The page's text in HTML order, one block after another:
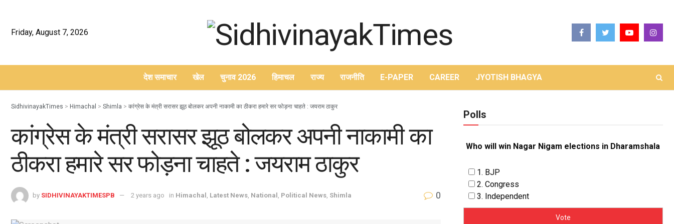
Friday, August 7, 2026
देश समाचार खेल चुनाव 2026 हिमाचल राज्य राजनीति E-PAPER CAREER JYOTISH BHAGYA
SidhivinayakTimes > Himachal > Shimla > कांग्रेस के मंत्री सरासर झूठ बोलकर अपनी नाकामी का ठीकरा हमारे सर फोड़ना चाहते : जयराम ठाकुर
कांग्रेस के मंत्री सरासर झूठ बोलकर अपनी नाकामी का
ठीकरा हमारे सर फोड़ना चाहते : जयराम ठाकुर
by SIDHIVINAYAKTIMESPB 2 years ago in Himachal , Latest News, National , Political News, Shimla 0
Polls
Who will win Nagar Nigam elections in Dharamshala
1. BJP
2. Congress
3. Independent